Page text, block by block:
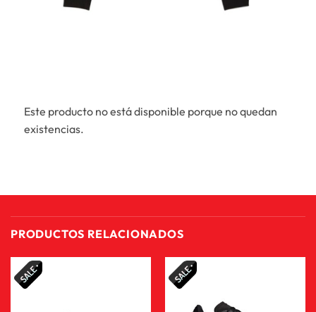
Este producto no está disponible porque no quedan
existencias.
PRODUCTOS RELACIONADOS